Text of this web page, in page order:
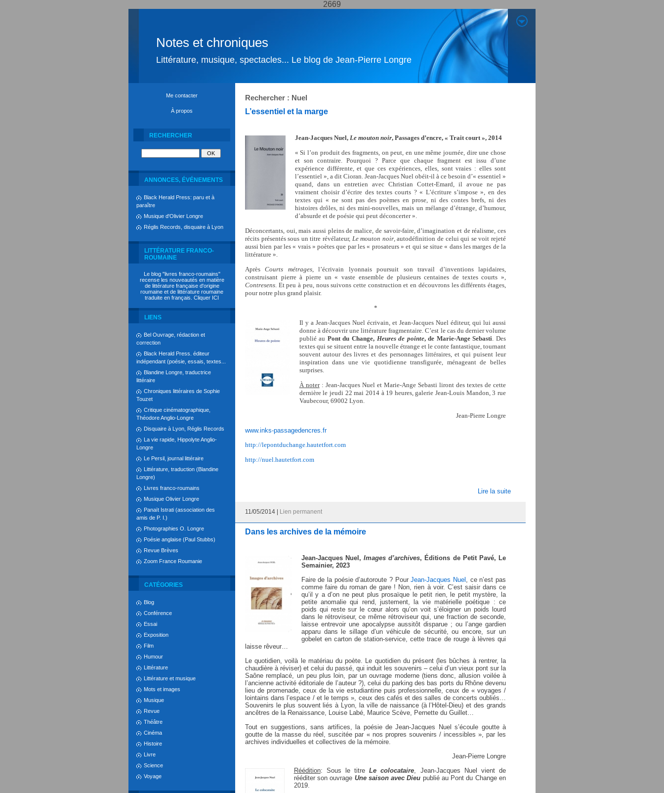
2669
Notes et chroniques
Littérature, musique, spectacles... Le blog de Jean-Pierre Longre
Me contacter
À propos
RECHERCHER
ANNONCES, ÉVÉNEMENTS
Black Herald Press: paru et à
paraître
Musique d'Olivier Longre
Réglis Records, disquaire à Lyon
LITTÉRATURE FRANCO-
ROUMAINE
Le blog "livres franco-roumains"
recense les nouveautés en matière
de littérature française d'origine
roumaine et de littérature roumaine
traduite en français. Cliquer ICI
LIENS
Bel Ouvrage, rédaction et
correction
Black Herald Press. éditeur
indépendant (poésie, essais, textes...
Blandine Longre, traductrice
littéraire
Chroniques littéraires de Sophie
Touzet
Critique cinématographique,
Théodore Anglio-Longre
Disquaire à Lyon, Réglis Records
La vie rapide, Hippolyte Anglio-
Longre
Le Persil, journal littéraire
Littérature, traduction (Blandine
Longre)
Livres franco-roumains
Musique Olivier Longre
Panaït Istrati (association des
amis de P. I.)
Photographies O. Longre
Poésie anglaise (Paul Stubbs)
Revue Brèves
Zoom France Roumanie
CATÉGORIES
Blog
Conférence
Essai
Exposition
Film
Humour
Littérature
Littérature et musique
Mots et images
Musique
Revue
Théâtre
Cinéma
Histoire
Livre
Science
Voyage
Rechercher : Nuel
L’essentiel et la marge
Jean-Jacques Nuel, Le mouton noir, Passages d’encre, « Trait court », 2014
« Si l’on produit des fragments, on peut, en une même journée, dire une chose
et son contraire. Pourquoi ? Parce que chaque fragment est issu d’une
expérience différente, et que ces expériences, elles, sont vraies : elles sont
l’essentiel », a dit Cioran. Jean-Jacques Nuel obéit-il à ce besoin d’« essentiel »
quand, dans un entretien avec Christian Cottet-Emard, il avoue ne pas
vraiment choisir d’écrire des textes courts ? « L’écriture s’impose », en des
textes qui « ne sont pas des poèmes en prose, ni des contes brefs, ni des
histoires drôles, ni des mini-nouvelles, mais un mélange d’étrange, d’humour,
d’absurde et de poésie qui peut déconcerter ».
Déconcertants, oui, mais aussi pleins de malice, de savoir-faire, d’imagination et de réalisme, ces
récits présentés sous un titre révélateur, Le mouton noir, autodéfinition de celui qui se voit rejeté
aussi bien par les « vrais » poètes que par les « prosateurs » et qui se situe « dans les marges de la
littérature ».
AprèsCourts métrages, l’écrivain lyonnais poursuit son travail d’inventions lapidaires,
construisant pierre à pierre un « vaste ensemble de plusieurs centaines de textes courts »,
Contresens. Et peu à peu, nous suivons cette construction et en découvrons les différents étages,
pour notre plus grand plaisir.
*
Il y a Jean-Jacques Nuel écrivain, et Jean-Jacques Nuel éditeur, qui lui aussi
donne à découvrir une littérature fragmentaire. C’est le cas du dernier volume
publié au Pont du Change, Heures de pointe, de Marie-Ange Sebasti. Des
textes qui se situent entre la nouvelle étrange et le conte fantastique, tournant
souvent autour des livres et des personnages littéraires, et qui puisent leur
inspiration dans une vie quotidienne transfigurée, ménageant de belles
surprises.
À noter: Jean-Jacques Nuel et Marie-Ange Sebasti liront des textes de cette
dernière le jeudi 22 mai 2014 à 19 heures, galerie Jean-Louis Mandon, 3 rue
Vaubecour, 69002 Lyon.
Jean-Pierre Longre
www.inks-passagedencres.fr
http://lepontduchange.hautetfort.com
http://nuel.hautetfort.com
Lire la suite
11/05/2014 | Lien permanent
Dans les archives de la mémoire
Jean-Jacques Nuel, Images d’archives, Éditions de Petit Pavé, Le
Semainier, 2023
Faire de la poésie d’autoroute ? PourJean-Jacques Nuel , ce n’est pas
comme faire du roman de gare ! Non, rien à voir. C’est saisir dans ce
qu’il y a d’on ne peut plus prosaïque le petit rien, le petit mystère, la
petite anomalie qui rend, justement, la vie matérielle poétique : ce
poids qui reste sur le cœur alors qu’on voit s’éloigner un poids lourd
dans le rétroviseur, ce même rétroviseur qui, une fraction de seconde,
laisse entrevoir une apocalypse aussitôt disparue ; ou l’ange gardien
apparu dans le sillage d’un véhicule de sécurité, ou encore, sur un
gobelet en carton de station-service, cette trace de rouge à lèvres qui
laisse rêveur…
Le quotidien, voilà le matériau du poète. Le quotidien du présent (les bûches à rentrer, la
chaudière à réviser) et celui du passé, qui induit les souvenirs – celui d’un vieux pont sur la
Saône remplacé, un peu plus loin, par un ouvrage moderne (tiens donc, allusion voilée à
l’ancienne activité éditoriale de l’auteur ?), celui du parking des bas ports du Rhône devenu
lieu de promenade, ceux de la vie estudiantine puis professionnelle, ceux de « voyages /
lointains dans l’espace / et le temps », ceux des cafés et des salles de concerts oubliés…
Souvenirs le plus souvent liés à Lyon, la ville de naissance (à l’Hôtel-Dieu) et des grands
ancêtres de la Renaissance, Louise Labé, Maurice Scève, Pernette du Guillet…
Tout en suggestions, sans artifices, la poésie de Jean-Jacques Nuel s’écoule goutte à
goutte de la masse du réel, suscitée par « nos propres souvenirs / incessibles », par les
archives individuelles et collectives de la mémoire.
Jean-Pierre Longre
Réédition: Sous le titreLe colocataire, Jean-Jacques Nuel vient de
rééditer son ouvrage Une saison avec Dieu publié au Pont du Change en
2019.